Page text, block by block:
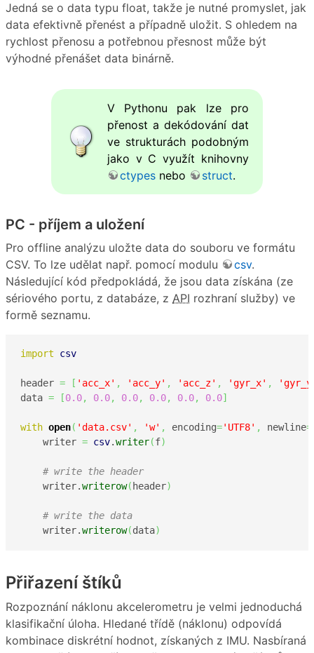
Jedná se o data typu float, takže je nutné promyslet, jak
data efektivně přenést a případně uložit. S ohledem na
rychlost přenosu a potřebnou přesnost může být
výhodné přenášet data binárně.
V Pythonu pak lze pro
přenost a dekódování dat
ve strukturách podobným
jako v C využít knihovny
ctypesnebo struct.
PC - příjem a uložení
Pro offline analýzu uložte data do souboru ve formátu
CSV. To lze udělat např. pomocí modulu
csv.
Následující kód předpokládá, že jsou data získána (ze
sériového portu, z databáze, z API rozhraní služby) ve
formě seznamu.
import csv
header = [ 'acc_x' , 'acc_y' , 'acc_z' , 'gyr_x' ,
data = [0.0, 0.0, 0.0, 0.0, 0.0, 0.0]
with open( 'data.csv' , 'w' , encoding='UTF8' , newline=
    writer
= csv.writer(f)
# write the header
    writer.
writerow( header)
# write the data
    writer.
writerow(data)
Přiřazení štíků
Rozpoznání náklonu akcelerometru je velmi jednoduchá
klasifikační úloha. Hledané třídě (náklonu) odpovídá
kombinace diskrétní hodnot, získaných z IMU. Nasbíraná